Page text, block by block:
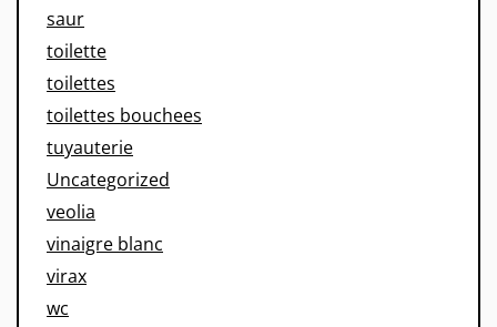
saur
toilette
toilettes
toilettes bouchees
tuyauterie
Uncategorized
veolia
vinaigre blanc
virax
wc